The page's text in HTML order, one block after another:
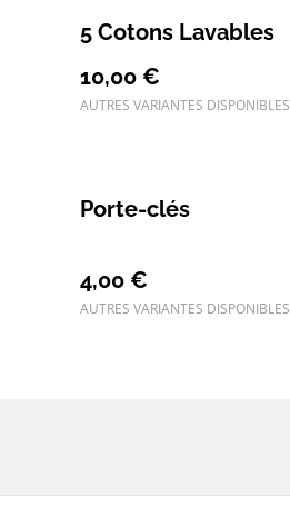
5 Cotons Lavables
10,00 €
AUTRES VARIANTES DISPONIBLES
Porte-clés
4,00 €
AUTRES VARIANTES DISPONIBLES